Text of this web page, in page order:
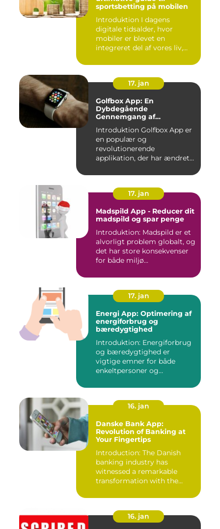
sportsbetting på mobilen
Introduktion I dagens
digitale tidsalder, hvor
mobiler er blevet en
integreret del af vores liv,
17. jan
Golfbox App: En
Dybdegående
Gennemgang af
Introduktion Golfbox App er
en populær og
revolutionerende
applikation, der har ændret
17. jan
Madspild App - Reducer dit
madspild og spar penge
Introduktion: Madspild er et
alvorligt problem globalt, og
det har store konsekvenser
for både miljø...
17. jan
Energi App: Optimering af
energiforbrug og
bæredygtighed
Introduktion: Energiforbrug
og bæredygtighed er
vigtige emner for både
enkeltpersoner og
16. jan
Danske Bank App:
Revolution of Banking at
Your Fingertips
Introduction: The Danish
banking industry has
witnessed a remarkable
transformation with the
16. jan